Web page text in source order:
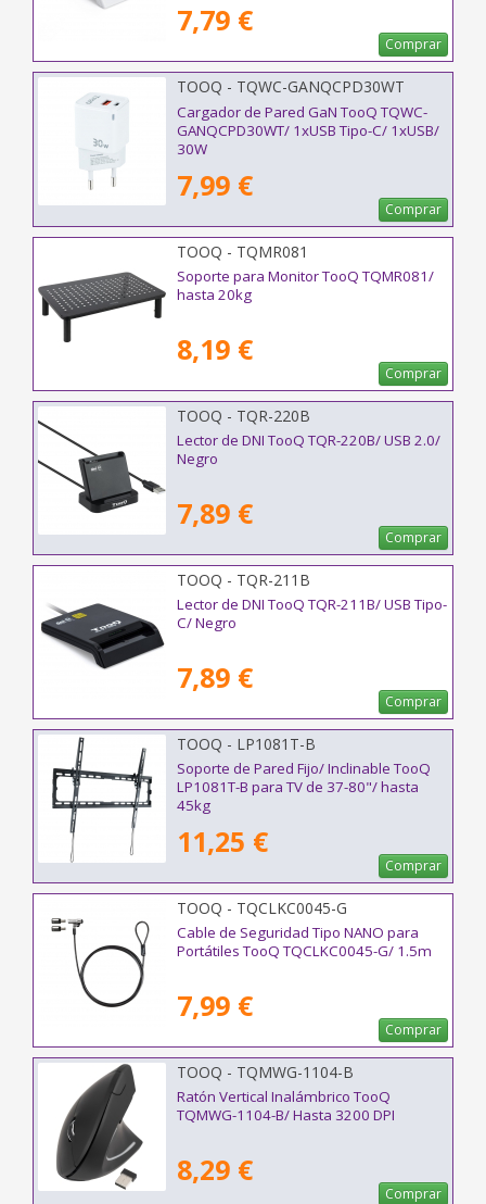
7,79 €
Comprar
TOOQ - TQWC-GANQCPD30WT
Cargador de Pared GaN TooQ TQWC-
GANQCPD30WT/ 1xUSB Tipo-C/ 1xUSB/
30W
7,99 €
Comprar
TOOQ - TQMR081
Soporte para Monitor TooQ TQMR081/
hasta 20kg
8,19 €
Comprar
TOOQ - TQR-220B
Lector de DNI TooQ TQR-220B/ USB 2.0/
Negro
7,89 €
Comprar
TOOQ - TQR-211B
Lector de DNI TooQ TQR-211B/ USB Tipo-
C/ Negro
7,89 €
Comprar
TOOQ - LP1081T-B
Soporte de Pared Fijo/ Inclinable TooQ
LP1081T-B para TV de 37-80"/ hasta
45kg
11,25 €
Comprar
TOOQ - TQCLKC0045-G
Cable de Seguridad Tipo NANO para
Portátiles TooQ TQCLKC0045-G/ 1.5m
7,99 €
Comprar
TOOQ - TQMWG-1104-B
Ratón Vertical Inalámbrico TooQ
TQMWG-1104-B/ Hasta 3200 DPI
8,29 €
Comprar